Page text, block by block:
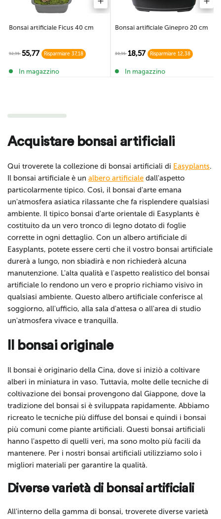
Bonsai artificiale Ficus 40 cm
92,95 55,77 Risparmiare 37,18
In magazzino
Bonsai artificiale Ginepro 20 cm
30,95 18,57 Risparmiare 12,38
In magazzino
Acquistare bonsai artificiali
Qui troverete la collezione di bonsai artificiali di Easyplants.
Il bonsai artificiale è unalbero artificiale dall'aspetto
particolarmente tipico. Così, il bonsai d'arte emana
un'atmosfera asiatica rilassante che fa risplendere qualsiasi
ambiente. Il tipico bonsai d'arte orientale di Easyplants è
costituito da un vero tronco di legno dotato di foglie
corrette in ogni dettaglio. Con un albero artificiale di
Easyplants, potete essere certi che il vostro bonsai artificiale
durerà a lungo, non sbiadirà e non richiederà alcuna
manutenzione. L'alta qualità e l'aspetto realistico del bonsai
artificiale lo rendono un vero e proprio richiamo visivo in
qualsiasi ambiente. Questo albero artificiale conferisce al
soggiorno, all'ufficio, alla sala d'attesa o all'area di studio
un'atmosfera vivace e tranquilla.
Il bonsai originale
Il bonsai è originario della Cina, dove si iniziò a coltivare
alberi in miniatura in vaso. Tuttavia, molte delle tecniche di
coltivazione dei bonsai provengono dal Giappone, dove la
tradizione del bonsai si è sviluppata rapidamente. Abbiamo
ricreato le tecniche più diffuse del bonsai e quindi i bonsai
più comuni come piante artificiali. Questi bonsai artificiali
hanno l'aspetto di quelli veri, ma sono molto più facili da
mantenere. Per i nostri bonsai artificiali utilizziamo solo i
migliori materiali per garantire la qualità.
Diverse varietà di bonsai artificiali
All'interno della gamma di bonsai, troverete diverse varietà